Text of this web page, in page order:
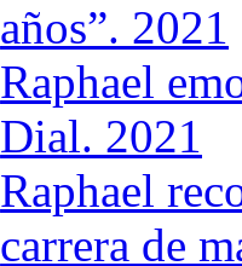
años”. 2021
Raphael
Dial. 2021
Raphael
carrera de